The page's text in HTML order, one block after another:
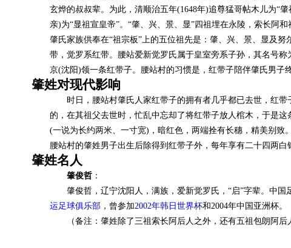
玄烨的叔叔辈。为此，清顺治五年(1648年)追尊猛哥帖木儿为“
亲)为“显祖宣皇帝”。“肇、兴、景、显”四祖埋在永陵，索长阿
肇氏家族供奉在“祖宗板”上的五位祖先是：肇、兴、景、显及
带，觉罗系红带。腰站爱新觉罗氏属于皇室旁系子孙，其名号
京(沈阳)领一条红带子。腰站村的习惯是，红带子陪伴肇氏男子
肇姓对现代影响
时日，腰站村肇氏人家红带子的拥有者几乎都已去世，红
的，在其祖父去世时，忙乱中忘却了将红带子放人棺木，于是
(一说为长约两米、一寸宽)，暗红色，两端拴有长穗，精美别致
腰站村的肇姓男子出生后除得到红带子外，每年享有二十四两
肇姓名人
肇俊哲 ：
肇俊哲，辽宁沈阳人，满族，爱新觉罗氏， “启”字辈。中国
运足球俱乐部 ，曾参加2002年韩日世界杯和2004年中国亚洲杯。
（备注：肇姓除了三祖索长阿后人之外，还有五祖包朗阿